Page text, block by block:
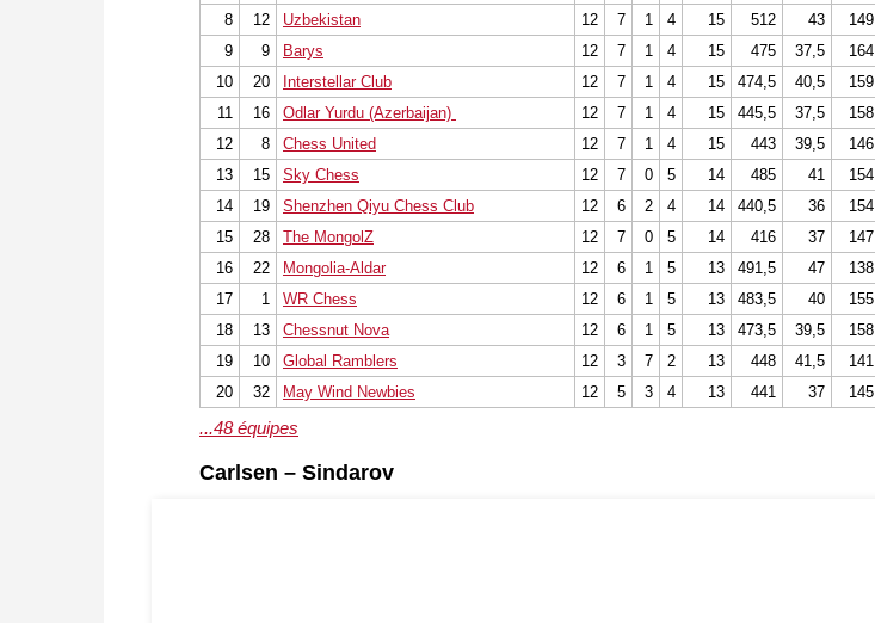
8
12 Uzbekistan 12 7 1 4 15 512 43
149
9
9 Barys 12 7 1 4 15 475 37,5
164
10
20 Interstellar Club 12 7 1 4 15 474,5 40,5
159
11
16 Odlar Yurdu (Azerbaijan) 12 7 1 4 15 445,5 37,5
158
12
8 Chess United 12 7 1 4 15 443 39,5
146
13
15 Sky Chess 12 7 0 5 14 485 41
154
14
19 Shenzhen Qiyu Chess Club 12 6 2 4 14 440,5 36
154
15
28 The MongolZ 12 7 0 5 14 416 37
147
16
22 Mongolia-Aldar 12 6 1 5 13 491,5 47
138
17
1 WR Chess 12 6 1 5 13 483,5 40
155
18
13 Chessnut Nova 12 6 1 5 13 473,5 39,5
158
19
10 Global Ramblers 12 3 7 2 13 448 41,5
141
20
32 May Wind Newbies 12 5 3 4 13 441 37 145
...48 équipes
Carlsen – Sindarov